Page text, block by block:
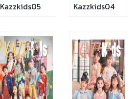
Kazzkids05 Kazzkids04